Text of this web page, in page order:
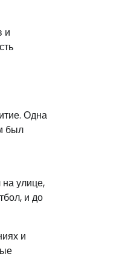
и
Одна
был
улице,
и до
и